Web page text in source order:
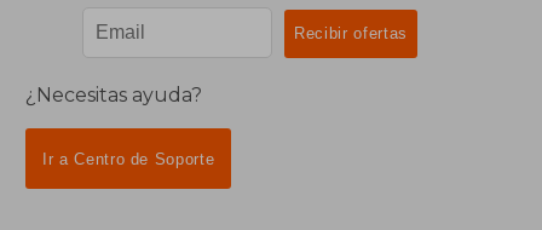
¿Necesitas ayuda?
Ir a Centro de Soporte